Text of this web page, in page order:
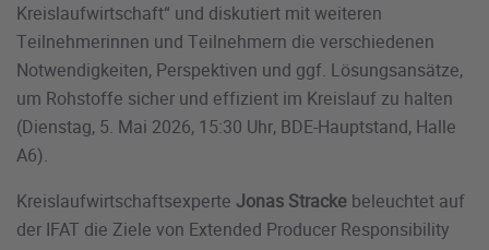
Kreislaufwirtschaft“ und diskutiert mit weiteren
Teilnehmerinnen und Teilnehmern die verschiedenen
Notwendigkeiten, Perspektiven und ggf. Lösungsansätze,
um Rohstoffe sicher und effizient im Kreislauf zu halten
(Dienstag, 5. Mai 2026, 15:30 Uhr, BDE-Hauptstand, Halle
A6).
Kreislaufwirtschaftsexperte Jonas Stracke beleuchtet auf
der IFAT die Ziele von Extended Producer Responsibility